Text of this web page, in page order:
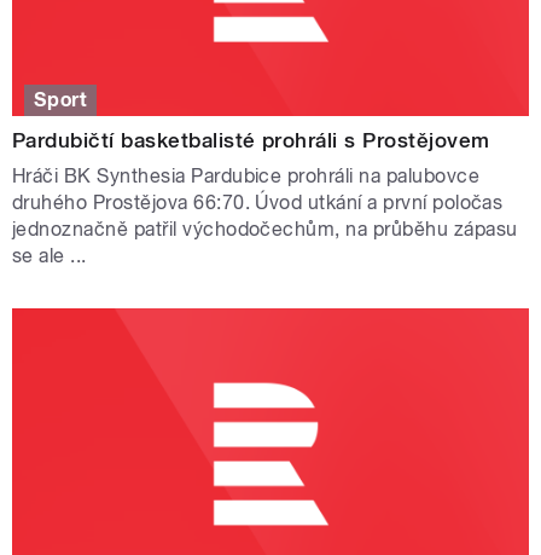
Sport
Pardubičtí basketbalisté prohráli s Prostějovem
Hráči BK Synthesia Pardubice prohráli na palubovce
druhého Prostějova 66:70. Úvod utkání a první poločas
jednoznačně patřil východočechům, na průběhu zápasu
se ale ...